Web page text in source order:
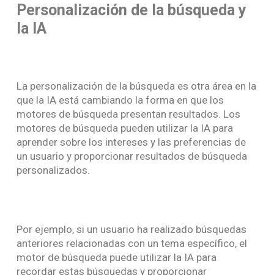
Personalización de la búsqueda y
la IA
La personalización de la búsqueda es otra área en la
que la IA está cambiando la forma en que los
motores de búsqueda presentan resultados. Los
motores de búsqueda pueden utilizar la IA para
aprender sobre los intereses y las preferencias de
un usuario y proporcionar resultados de búsqueda
personalizados.
Por ejemplo, si un usuario ha realizado búsquedas
anteriores relacionadas con un tema específico, el
motor de búsqueda puede utilizar la IA para
recordar estas búsquedas y proporcionar